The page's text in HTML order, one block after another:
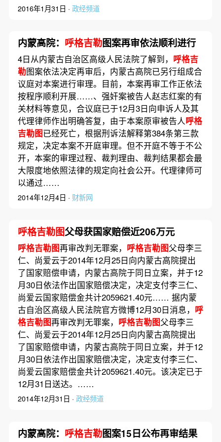
2016年1月31日 · 政经频道
内蒙高院： 呼格吉勒图案再审依法顺利进行
4日从内蒙古自治区高级人民法院了解到， 呼格吉
勒图案依法决定再审后，内蒙古高院已另行组成合
议庭对本案进行审理。目前，本案再审工作正依法
按程序顺利开展……、强奸案被告人赵志红案的有
关材料等意见，合议庭已于12月3日向申诉人及其
代理律师作出明确答复，由于本案原审被告人呼格
吉勒图已经死亡，根据刑诉法解释第384条第三款
规定，决定本案不开庭审理。但不开庭不等于不公
开，本案的审理过程、裁判理由、裁判结果都会最
大限度地依照法律的规定向社会公开。代理律师可
以通过……
2014年12月4日 · 财新网
呼格吉勒图父母获国家赔偿近206万元
呼格吉勒图再审改判无罪案， 呼格吉勒图父母李三
仁、尚爱云于2014年12月25日向内蒙古高院提出
了国家赔偿申请，内蒙古高院于同日立案，并于12
月30日依法作出国家赔偿决定，决定支付李三仁、
尚爱云国家赔偿金共计2059621.40元…… 据内蒙
古自治区高级人民法院官方微博12月30日消息， 呼
格吉勒图再审改判无罪案， 呼格吉勒图父母李三
仁、尚爱云于2014年12月25日向内蒙古高院提出
了国家赔偿申请，内蒙古高院于同日立案，并于12
月30日依法作出国家赔偿决定，决定支付李三仁、
尚爱云国家赔偿金共计2059621.40元。该决定已于
12月31日送达。……
2014年12月31日 · 政经频道
内蒙高院： 呼格吉勒图案15日公布再审结果